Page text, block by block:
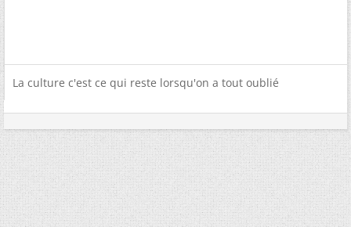
La culture c'est ce qui reste lorsqu'on a tout oublié